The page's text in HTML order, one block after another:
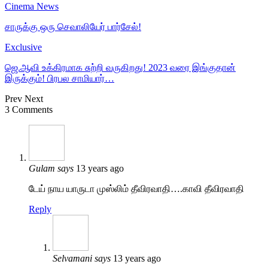
Cinema News
சாருக்கு ஒரு செவாலியேர் பார்சேல்!
Exclusive
ஜெ.ஆவி உக்கிரமாக சுற்றி வருகிறது! 2023 வரை இங்குதான்
இருக்கும்! பிரபல சாமியார்…
Prev Next
3 Comments
Gulam says 13 years ago
டேய் நாய யாருடா முஸ்லிம் தீவிரவாதி….காவி தீவிரவாதி
Reply
Selvamani says 13 years ago